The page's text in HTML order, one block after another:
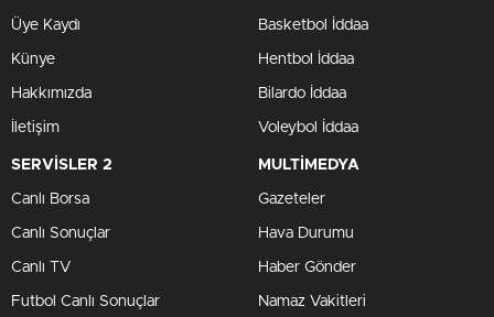
Üye Kaydı
Künye
Hakkımızda
İletişim
Basketbol İddaa
Hentbol İddaa
Bilardo İddaa
Voleybol İddaa
SERVİSLER 2
Canlı Borsa
Canlı Sonuçlar
Canlı TV
Futbol Canlı Sonuçlar
MULTİMEDYA
Gazeteler
Hava Durumu
Haber Gönder
Namaz Vakitleri